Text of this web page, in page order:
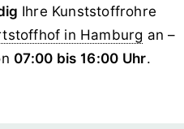
Ihre Kunststoffrohre
in Hamburg an –
07:00 bis 16:00 Uhr.